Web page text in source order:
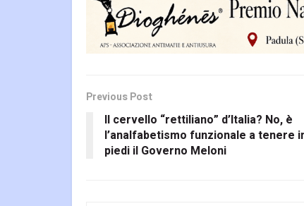
Previous Post
Il cervello “rettiliano” d’Italia? No, è
l’analfabetismo funzionale a tenere
piedi il Governo Meloni